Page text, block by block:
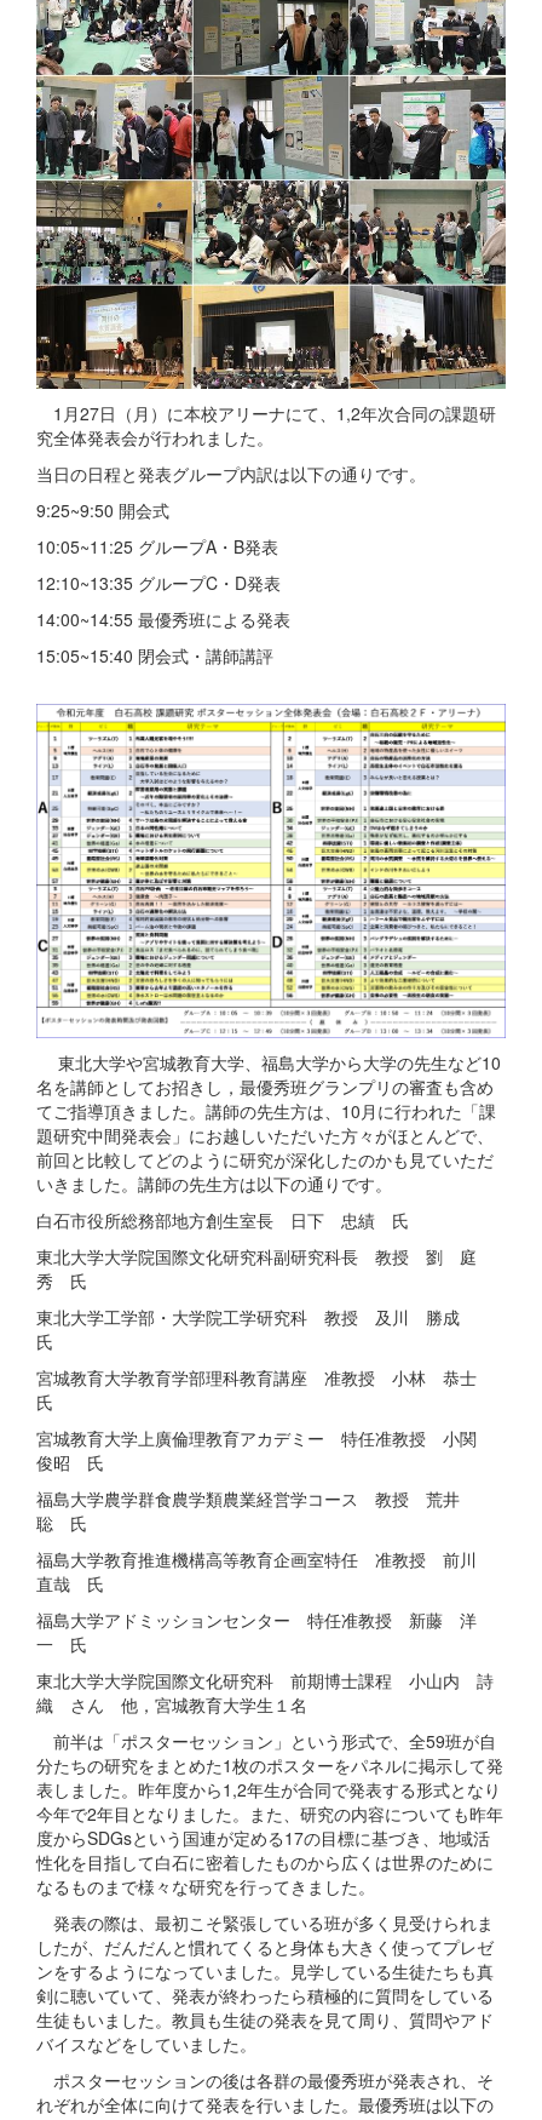
1月27日（月）に本校アリーナにて、1,2年次合同の課題研
究全体発表会が行われました。
当日の日程と発表グループ内訳は以下の通りです。
9:25~9:50 開会式
10:05~11:25 グループA・B発表
12:10~13:35 グループC・D発表
14:00~14:55 最優秀班による発表
15:05~15:40 閉会式・講師講評
東北大学や宮城教育大学、福島大学から大学の先生など10
名を講師としてお招きし，最優秀班グランプリの審査も含め
てご指導頂きました。講師の先生方は、10月に行われた「課
題研究中間発表会」にお越しいただいた方々がほとんどで、
前回と比較してどのように研究が深化したのかも見ていただ
いきました。講師の先生方は以下の通りです。
白石市役所総務部地方創生室長 日下 忠績 氏
東北大学大学院国際文化研究科副研究科長 教授 劉 庭
秀 氏
東北大学工学部・大学院工学研究科 教授 及川 勝成
氏
宮城教育大学教育学部理科教育講座 准教授 小林 恭士
氏
宮城教育大学上廣倫理教育アカデミー 特任准教授 小関
俊昭 氏
福島大学農学群食農学類農業経営学コース 教授 荒井
聡 氏
福島大学教育推進機構高等教育企画室特任 准教授 前川
直哉 氏
福島大学アドミッションセンター 特任准教授 新藤 洋
一 氏
東北大学大学院国際文化研究科 前期博士課程 小山内 詩
織 さん 他，宮城教育大学生１名
前半は「ポスターセッション」という形式で、全59班が自
分たちの研究をまとめた1枚のポスターをパネルに掲示して発
表しました。昨年度から1,2年生が合同で発表する形式となり
今年で2年目となりました。また、研究の内容についても昨年
度からSDGsという国連が定める17の目標に基づき、地域活
性化を目指して白石に密着したものから広くは世界のために
なるものまで様々な研究を行ってきました。
発表の際は、最初こそ緊張している班が多く見受けられま
したが、だんだんと慣れてくると身体も大きく使ってプレゼ
ンをするようになっていました。見学している生徒たちも真
剣に聴いていて、発表が終わったら積極的に質問をしている
生徒もいました。教員も生徒の発表を見て周り、質問やアド
バイスなどをしていました。
ポスターセッションの後は各群の最優秀班が発表され、そ
れぞれが全体に向けて発表を行いました。最優秀班は以下の